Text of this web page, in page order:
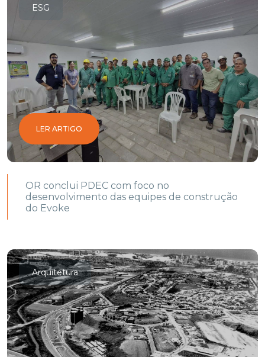
ESG
LER ARTIGO
OR conclui PDEC com foco no
desenvolvimento das equipes de construção
do Evoke
Arquitetura